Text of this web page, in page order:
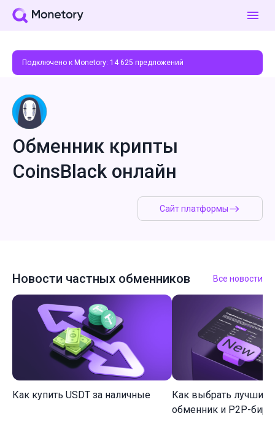
Подключено к Monetory: 14 625 предложений
Сайт платформы
Обменник крипты
CoinsBlack онлайн
Новости частных обменников Все новости
Как купить USDT за наличные
Как выбрать лучший
обменник и P2P-